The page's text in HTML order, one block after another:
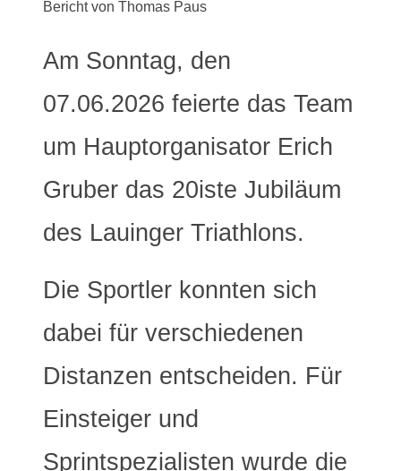
Bericht von Thomas Paus
Am Sonntag, den
07.06.2026 feierte das Team
um Hauptorganisator Erich
Gruber das 20iste Jubiläum
des Lauinger Triathlons.
Die Sportler konnten sich
dabei für verschiedenen
Distanzen entscheiden. Für
Einsteiger und
Sprintspezialisten wurde die